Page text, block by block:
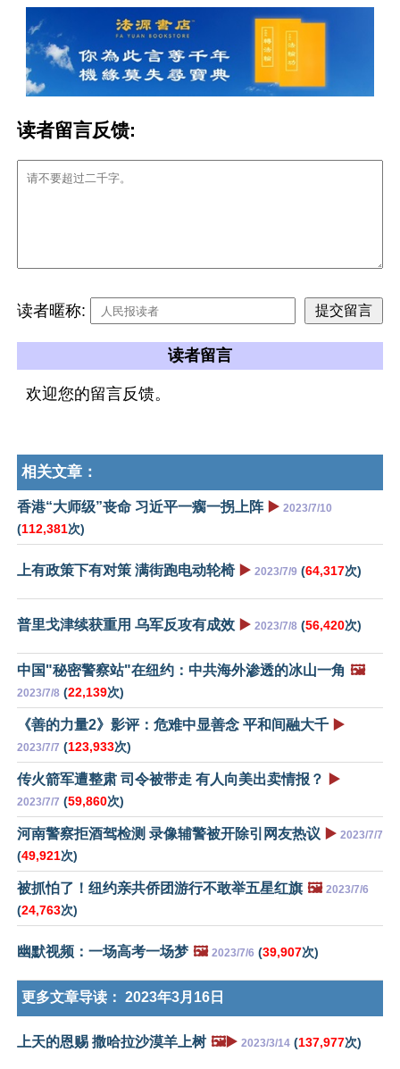
读者留言反馈:
读者暱称:
读者留言
欢迎您的留言反馈。
相关文章：
香港“大师级”丧命 习近平一瘸一拐上阵 ▶️ 2023/7/10
(112,381次)
上有政策下有对策 满街跑电动轮椅 ▶️ 2023/7/9 (64,317次)
普里戈津续获重用 乌军反攻有成效 ▶️ 2023/7/8 (56,420次)
中国"秘密警察站"在纽约：中共海外渗透的冰山一角 🖼️
2023/7/8 (22,139次)
《善的力量2》影评：危难中显善念 平和间融大千 ▶️
2023/7/7 (123,933次)
传火箭军遭整肃 司令被带走 有人向美出卖情报？ ▶️
2023/7/7 (59,860次)
河南警察拒酒驾检测 录像辅警被开除引网友热议 ▶️ 2023/7/7
(49,921次)
被抓怕了！纽约亲共侨团游行不敢举五星红旗 🖼️ 2023/7/6
(24,763次)
幽默视频：一场高考一场梦 🖼️ 2023/7/6 (39,907次)
更多文章导读： 2023年3月16日
上天的恩赐 撒哈拉沙漠羊上树 🖼️▶️ 2023/3/14 (137,977次)